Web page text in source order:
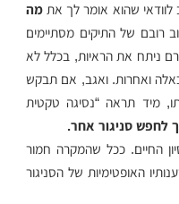
לוודאי שהוא אומר לך אתמה
רובם של התיקים מסתיימים
ניתח את הראיות, בכלל לא
ואחרות. ואגב, אם תבקש
מיד תראה “נסיגה טקטית
לחפש סניגור אחר.
החיים. ככל שהמקרה חמור
האופטימיות של הסניגור